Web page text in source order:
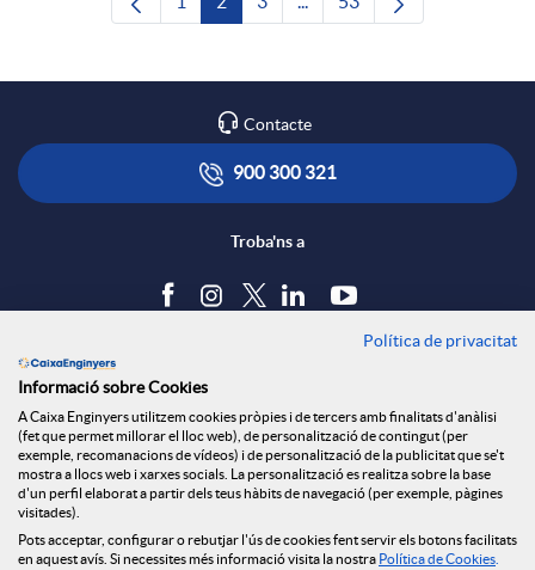
PàginaPàginaPàginaPàgines intermèdies
Pàgina
Contacte
900 300 321
Troba'ns a
Política de cookies
Avís legal
Seguretat Online
Canal denúncies
Política de privacitat
Informació sobre Cookies
A Caixa Enginyers utilitzem cookies pròpies i de tercers amb finalitats d'anàlisi
(fet que permet millorar el lloc web), de personalització de contingut (per
exemple, recomanacions de vídeos) i de personalització de la publicitat que se't
mostra a llocs web i xarxes socials. La personalització es realitza sobre la base
d'un perfil elaborat a partir dels teus hàbits de navegació (per exemple, pàgines
visitades).
Pots acceptar, configurar o rebutjar l'ús de cookies fent servir els botons facilitats
en aquest avís. Si necessites més informació visita la nostra Política de Cookies